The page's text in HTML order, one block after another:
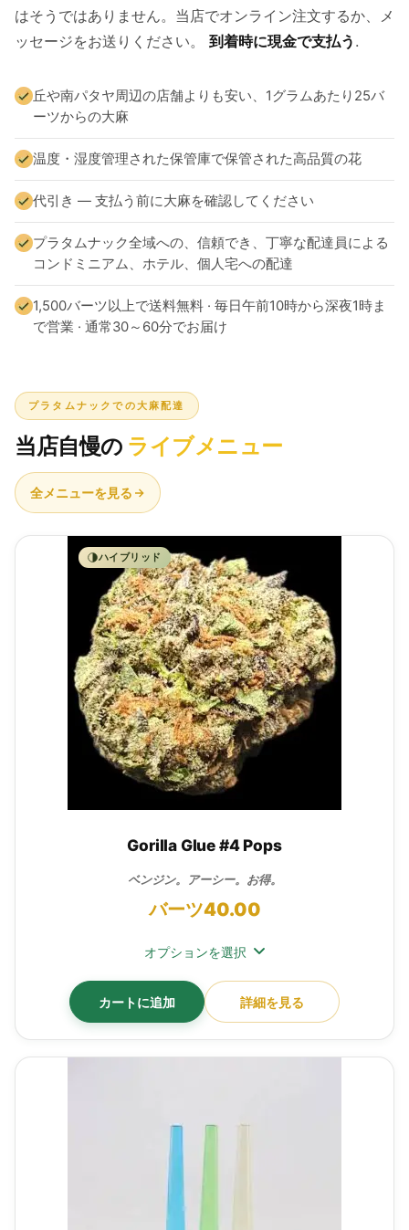
はそうではありません。当店でオンライン注文するか、メ
ッセージをお送りください。 到着時に現金で支払う .
丘や南パタヤ周辺の店舗よりも安い、1グラムあたり25バ
ーツからの大麻
温度・湿度管理された保管庫で保管された高品質の花
代引き — 支払う前に大麻を確認してください
プラタムナック全域への、信頼でき、丁寧な配達員による
コンドミニアム、ホテル、個人宅への配達
1,500バーツ以上で送料無料 · 毎日午前10時から深夜1時ま
で営業 · 通常30～60分でお届け
プラタムナックでの大麻配達
当店自慢の ライブメニュー
全メニューを見る
Gorilla Glue #4 Pops
ベンジン。アーシー。お得。
バーツ40.00
ハイブリッド
オプションを選択
カートに追加 詳細を見る